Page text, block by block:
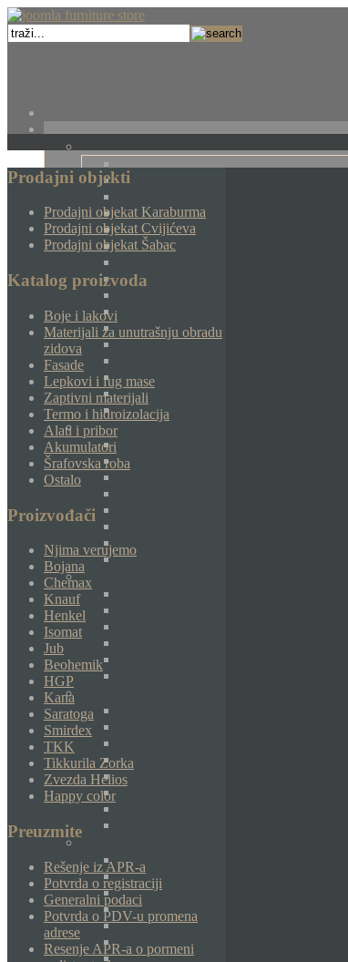
Prodajni objekti
Prodajni objekat Karaburma
Prodajni objekat Cvijićeva
Prodajni objekat Šabac
Katalog proizvoda
Boje i lakovi
Materijali za unutrašnju obradu
zidova
Fasade
Lepkovi i fug mase
Zaptivni materijali
Termo i hidroizolacija
Alati i pribor
Akumulatori
Šrafovska roba
Ostalo
Proizvođači
Njima verujemo
Bojana
Chemax
Knauf
Henkel
Isomat
Jub
Beohemik
HGP
Kana
Saratoga
Smirdex
TKK
Tikkurila Zorka
Zvezda Helios
Happy color
Preuzmite
Rešenje iz APR-a
Potvrda o registraciji
Generalni podaci
Potvrda o PDV-u promena
adrese
Resenje APR-a o pormeni